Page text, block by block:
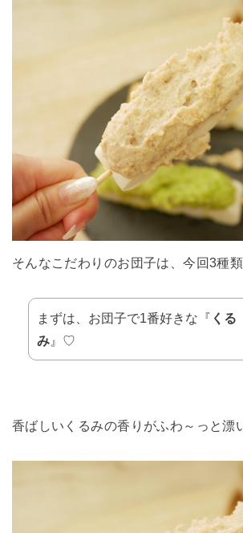
そんなこだわりのお団子は、今回3種
まずは、お団子で1番好きな『 くる
み』♡
香ばしいくるみの香りがふわ～っと漂